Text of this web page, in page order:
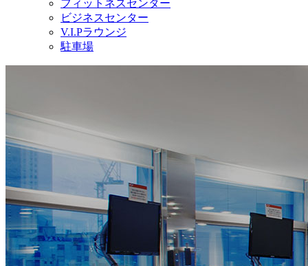
フィットネスセンター
ビジネスセンター
V.I.Pラウンジ
駐車場